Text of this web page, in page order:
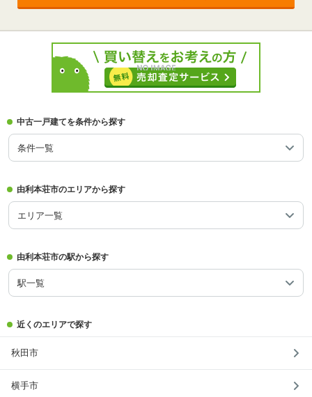
中古一戸建てを条件から探す
条件一覧
由利本荘市のエリアから探す
エリア一覧
由利本荘市の駅から探す
駅一覧
近くのエリアで探す
秋田市
横手市